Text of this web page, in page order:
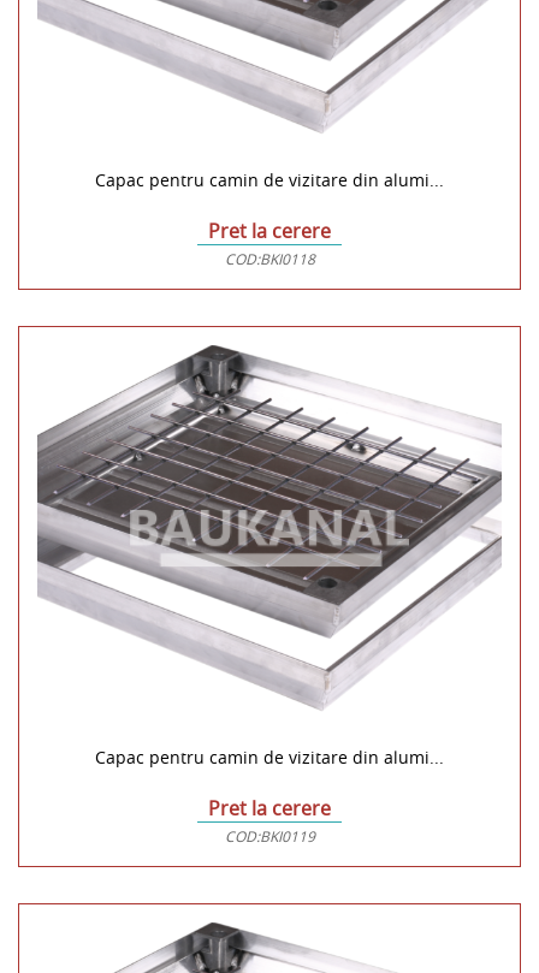
Capac pentru camin de vizitare din alumi...
Pret la cerere
COD:BKI0118
Capac pentru camin de vizitare din alumi...
Pret la cerere
COD:BKI0119